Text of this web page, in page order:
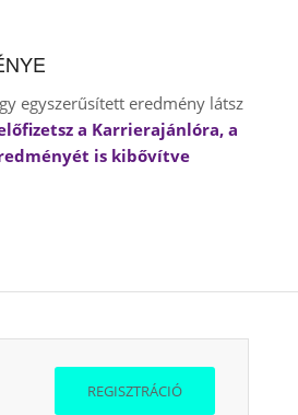
egyszerűsített eredmény látsz
a Karrierajánlóra, a
is kibővítve
REGISZTRÁCIÓ